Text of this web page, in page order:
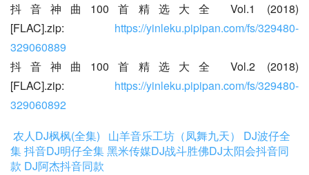
抖音神曲100首精选大全 Vol.1 (2018)
[FLAC].zip: https://yinleku.pipipan.com/fs/329480-
329060889
抖音神曲100首精选大全 Vol.2 (2018)
[FLAC].zip: https://yinleku.pipipan.com/fs/329480-
329060892
农人DJ枫枫(全集)
山羊音乐工坊（凤舞九天）
DJ波仔全
集抖音DJ明仔全集黑米传媒DJ战斗胜佛DJ太阳会抖音同
款 DJ阿杰抖音同款